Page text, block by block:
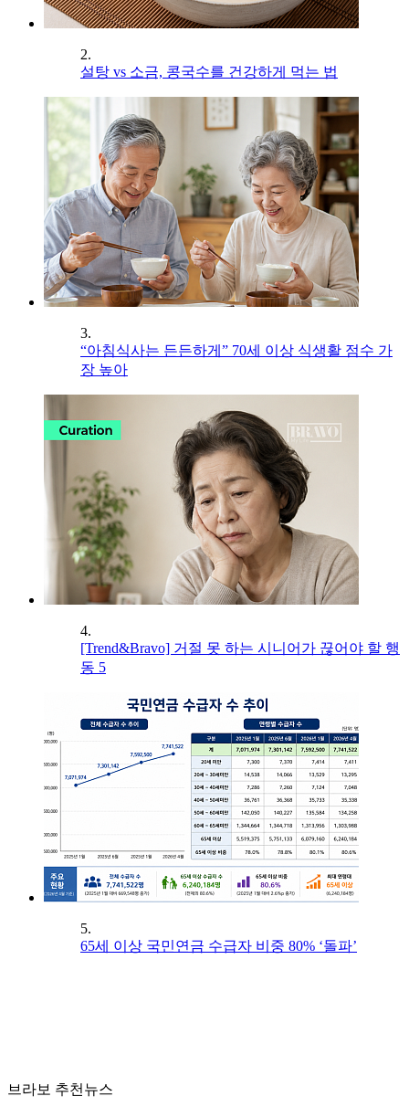
2.
설탕 vs 소금, 콩국수를 건강하게 먹는 법
3.
“아침식사는 든든하게” 70세 이상 식생활 점수 가
장 높아
4.
[Trend&Bravo] 거절 못 하는 시니어가 끊어야 할 행
동 5
5.
65세 이상 국민연금 수급자 비중 80% ‘돌파’
브라보 추천뉴스